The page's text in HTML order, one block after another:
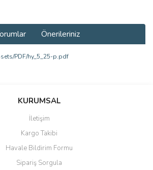
Önerileriniz
PDF/hy_5_25-p.pdf
Bu ürüne ilk yorumu siz yapın!
Yorum Yaz
bozuk veya görüntülenemiyor.
eksik bilgiler bulunuyor.
hatalar bulunuyor.
KURUMSAL
İletişim
Kargo Takibi
Havale Bildirim Formu
Sipariş Sorgula